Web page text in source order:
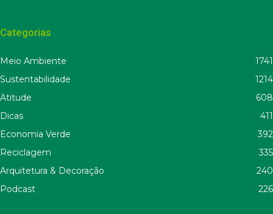
Categorias
Meio Ambiente
1741
Sustentabilidade
1214
Atitude
608
Dicas
411
Economia Verde
392
Reciclagem
335
Arquitetura & Decoração
240
Podcast
226